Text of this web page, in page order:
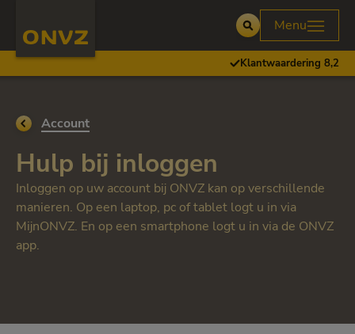
Open
Menu
Klantwaardering 8,2
Ga terug naar
Account
Hulp bij inloggen
Inloggen op uw account bij ONVZ kan op verschillende
manieren. Op een laptop, pc of tablet logt u in via
MijnONVZ. En op een smartphone logt u in via de ONVZ
app.